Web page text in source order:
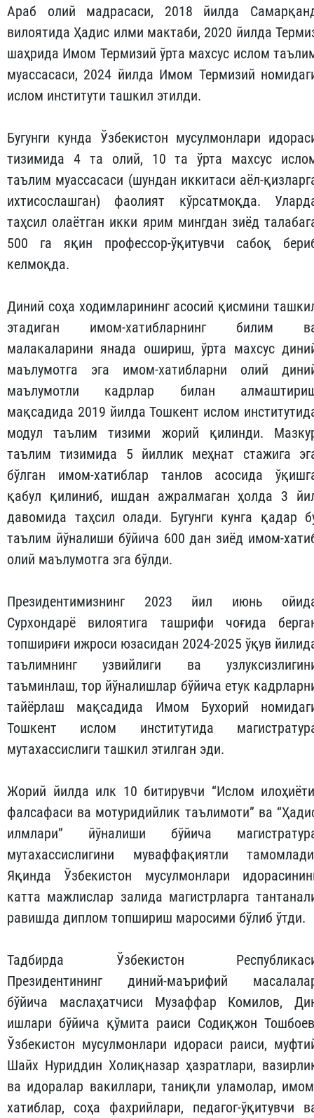
Араб олий мад­расаси, 2018 йилда
вилоятида Ҳадис илми мактаби, 2020 йилда
шаҳрида Имом Термизий ўрта махсус ислом
муассасаси, 2024 йилда Имом Термизий
ислом институти ташкил этилди.
Бугунги кунда Ўзбекистон мусулмонлари
тизимида 4 та олий, 10 та ўрта махсус
таълим муассасаси (шундан иккитаси аёл-
ихтисослашган) фаолият кўрсатмоқда.
таҳсил олаётган икки ярим мингдан зиёд
500 га яқин профессор-ўқитувчи сабоқ
келмоқда.
Диний соҳа ходимларининг асосий қисмини
этадиган имом-хатибларнинг билим
малакаларини янада ошириш, ўрта махсус
маълумотга эга имом-хатибларни олий
маълумотли кадрлар билан
мақсадида 2019 йилда Тошкент ислом
модул таълим тизими жорий қилинди.
таълим тизимида 5 йиллик меҳнат стажига
бўлган имом-хатиблар танлов асосида
қабул қилиниб, ишдан ажралмаган ҳолда 3
давомида таҳсил олади. Бугунги кунга қадар
таълим йўналиши бўйича 600 дан зиёд имом-
олий маълумотга эга бўлди.
Президентимизнинг 2023 йил июнь
Сурхондарё вилоятига ташрифи чоғида
топшириғи ижроси юзасидан 2024-2025 ўқув
таълимнинг узвийлиги ва
таъминлаш, тор йўналишлар бўйича етук
тайёрлаш мақсадида Имом Бухорий
Тошкент ислом институтида
мутахассислиги ташкил этилган эди.
Жорий йилда илк 10 битирувчи “Ислом
фалсафаси ва мотуридийлик таълимоти” ва
илмлари” йўналиши бўйича
мутахассислигини муваффақиятли
Яқинда Ўзбекистон мусулмонлари
катта мажлислар залида магистрларга
равишда диплом топшириш маросими бўлиб ўтди.
Тадбирда Ўзбекистон
Президентининг диний-маърифий
бўйича маслаҳатчиси Музаффар Комилов,
ишлари бўйича қўмита раиси Содиқжон
Ўзбекистон мусулмонлари идораси раиси,
Шайх Нуриддин Холиқназар ҳазратлари,
ва идоралар вакиллари, таниқли уламолар,
хатиблар, соҳа фахрийлари, педагог-ўқитувчи